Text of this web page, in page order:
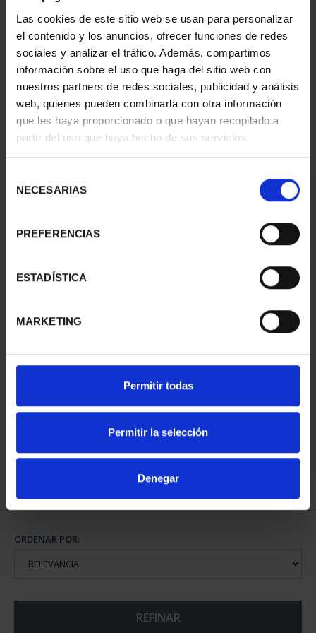
Las cookies de este sitio web se usan para personalizar
el contenido y los anuncios, ofrecer funciones de redes
sociales y analizar el tráfico. Además, compartimos
información sobre el uso que haga del sitio web con
nuestros partners de redes sociales, publicidad y análisis
web, quienes pueden combinarla con otra información
que les haya proporcionado o que hayan recopilado a
partir del uso que haya hecho de sus servicios.
NECESARIAS
PREFERENCIAS
ESTADÍSTICA
MARKETING
Permitir todas
Permitir la selección
Denegar
ORDENAR POR:
REFINAR
2 Productos encontrados
PROVINCIA COLECCION
COMPLET...
DE LA HUMANIDAD
COLE...
ORDENAR POR:
REFINAR